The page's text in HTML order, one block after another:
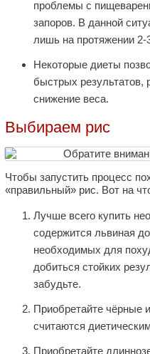
проблемы с
запоров. В данной
лишь на протяжении
Некоторые диеты
быстрых результатов,
снижение веса.
Выбираем рис
Чтобы запустить процесс
«правильный» рис. Вот на
Лучше всего купить
содержится львиная
необходимых для
добиться стойких
забудьте.
Приобретайте чёрные
считаются
Приобретайте